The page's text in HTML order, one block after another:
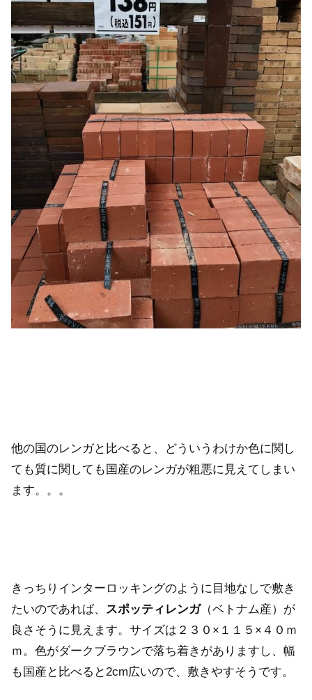
他の国のレンガと比べると、どういうわけか色に関し
ても質に関しても国産のレンガが粗悪に見えてしまい
ます。。。
きっちりインターロッキングのように目地なしで敷き
たいのであれば、 スポッティレンガ（ベトナム産）が
良さそうに見えます。サイズは２３０×１１５×４０ｍ
ｍ。色がダークブラウンで落ち着きがありますし、幅
も国産と比べると2cm広いので、敷きやすそうです。